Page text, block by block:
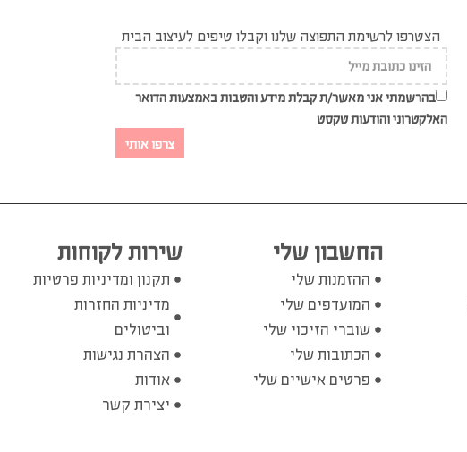
הצטרפו לרשימת התפוצה שלנו וקבלו טיפים לעיצוב הבית
בהרשמתי אני מאשר/ת קבלת מידע והטבות באמצעות הדואר
האלקטרוני והודעות טקסט
צרפו אותי
החשבון שלי
ההזמנות שלי
המועדפים שלי
שוברי הזיכוי שלי
הכתובות שלי
פרטים אישיים שלי
שירות לקוחות
תקנון ומדיניות פרטיות
מדיניות החזרות
וביטולים
הצהרת נגישות
אודות
יצירת קשר